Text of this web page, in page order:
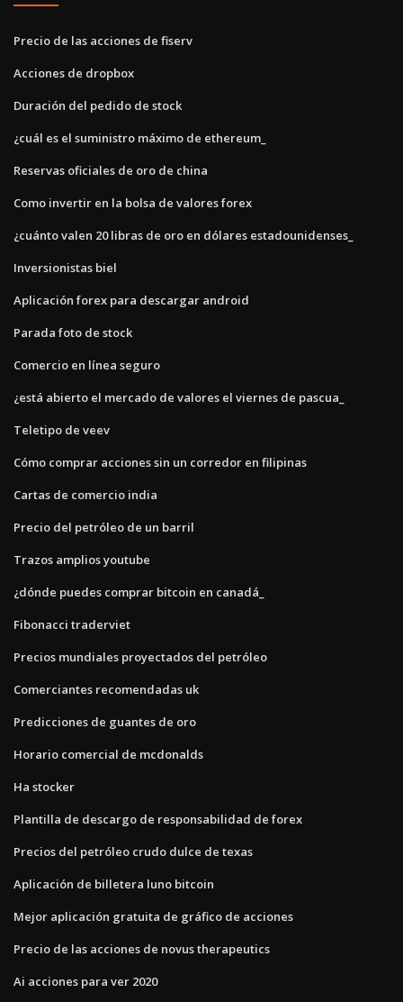
Precio de las acciones de fiserv
Acciones de dropbox
Duración del pedido de stock
¿cuál es el suministro máximo de ethereum_
Reservas oficiales de oro de china
Como invertir en la bolsa de valores forex
¿cuánto valen 20 libras de oro en dólares estadounidenses_
Inversionistas biel
Aplicación forex para descargar android
Parada foto de stock
Comercio en línea seguro
¿está abierto el mercado de valores el viernes de pascua_
Teletipo de veev
Cómo comprar acciones sin un corredor en filipinas
Cartas de comercio india
Precio del petróleo de un barril
Trazos amplios youtube
¿dónde puedes comprar bitcoin en canadá_
Fibonacci traderviet
Precios mundiales proyectados del petróleo
Comerciantes recomendadas uk
Predicciones de guantes de oro
Horario comercial de mcdonalds
Ha stocker
Plantilla de descargo de responsabilidad de forex
Precios del petróleo crudo dulce de texas
Aplicación de billetera luno bitcoin
Mejor aplicación gratuita de gráfico de acciones
Precio de las acciones de novus therapeutics
Ai acciones para ver 2020